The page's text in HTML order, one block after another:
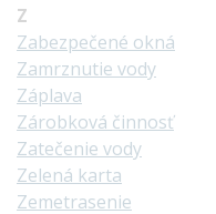
Z
Zabezpečené okná
Zamrznutie vody
Záplava
Zárobková činnosť
Zatečenie vody
Zelená karta
Zemetrasenie